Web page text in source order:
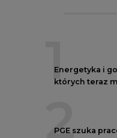
1
Energetyka i
których teraz
2
PGE szuka